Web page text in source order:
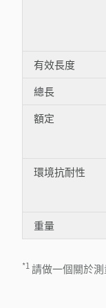
有效長度
總長
額定
環境抗耐性
重量
*1 請做一個關於